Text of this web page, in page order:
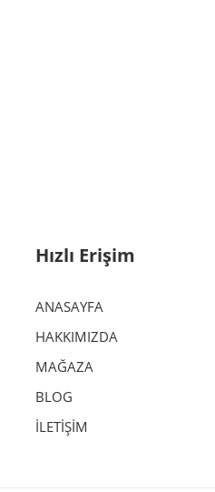
Hızlı Erişim
ANASAYFA
HAKKIMIZDA
MAĞAZA
BLOG
İLETİŞİM